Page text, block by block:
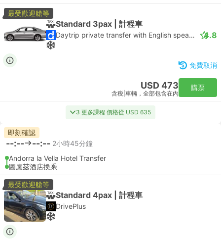
最受歡迎艙等
Standard 3pax | 計程車
Daytrip private transfer with English speaking driver 4.8
免費取消
USD 473
含税 車輛，全部包含在內
購票
3 更多課程 價格從 USD 635
即刻確認
--:-- --:-- 2小時45分鐘
Andorra la Vella Hotel Transfer
圖盧茲酒店換乘
最受歡迎艙等
Standard 4pax | 計程車
DrivePlus